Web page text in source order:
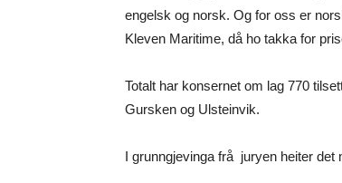
engelsk og norsk. Og for oss er
Kleven Maritime, då ho takka for
Totalt har konsernet om lag 770
Gursken og Ulsteinvik.
I grunngjevinga frå juryen heiter det